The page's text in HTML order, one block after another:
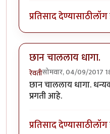
प्रतिसाद देण्यासाठी
छान चाललाय धागा.
रेवतीसोमवार, 04/09/2017
छान चाललाय धागा.
प्रगती आहे.
प्रतिसाद देण्यासाठी